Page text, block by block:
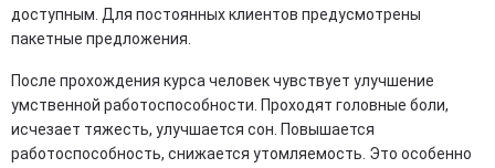
доступным. Для постоянных клиентов предусмотрены
пакетные предложения.
После прохождения курса человек чувствует улучшение
умственной работоспособности. Проходят головные боли,
исчезает тяжесть, улучшается сон. Повышается
работоспособность, снижается утомляемость. Это особенно